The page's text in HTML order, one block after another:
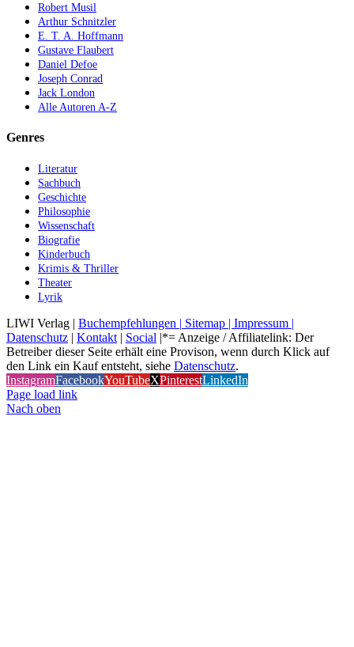
Robert Musil
Arthur Schnitzler
E. T. A. Hoffmann
Gustave Flaubert
Daniel Defoe
Joseph Conrad
Jack London
Alle Autoren A-Z
Genres
Literatur
Sachbuch
Geschichte
Philosophie
Wissenschaft
Biografie
Kinderbuch
Krimis & Thriller
Theater
Lyrik
LIWI Verlag | Buchempfehlungen | Sitemap | Impressum |
Datenschutz | Kontakt| Social |*= Anzeige / Affiliatelink: Der
Betreiber dieser Seite erhält eine Provison, wenn durch Klick auf
den Link ein Kauf entsteht, siehe Datenschutz.
InstagramFacebookYouTubeXPinterestLinkedIn
Page load link
Nach oben